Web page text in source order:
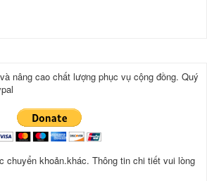
nâng cao chất lượng phục vụ cộng đồng. Quý
chuyển khoản.khác. Thông tin chi tiết vui lòng